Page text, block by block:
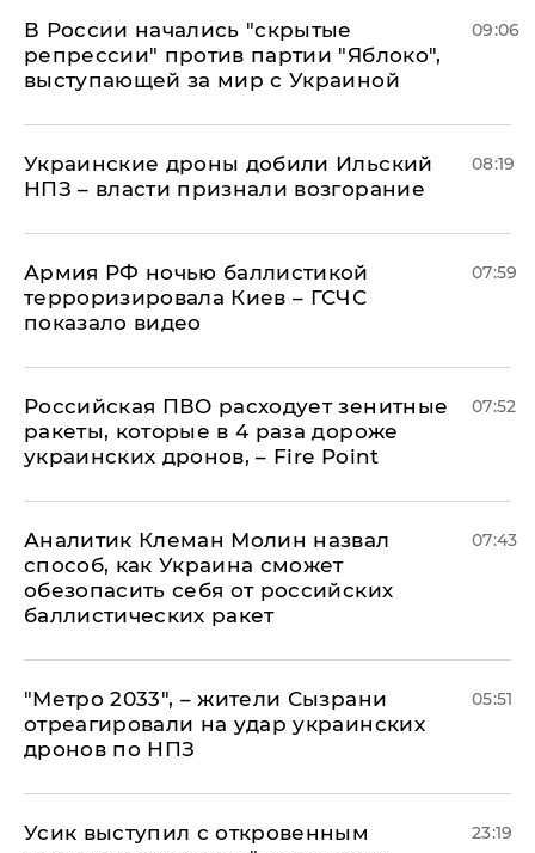
В России начались "скрытые
репрессии" против партии "Яблоко",
выступающей за мир с Украиной
09:06
Украинские дроны добили Ильский
НПЗ – власти признали возгорание
08:19
Армия РФ ночью баллистикой
терроризировала Киев – ГСЧС
показало видео
07:59
Российская ПВО расходует зенитные
ракеты, которые в 4 раза дороже
украинских дронов, – Fire Point
07:52
Аналитик Клеман Молин назвал
способ, как Украина сможет
обезопасить себя от российских
баллистических ракет
07:43
"Метро 2033", – жители Сызрани
отреагировали на удар украинских
дронов по НПЗ
05:51
Усик выступил с откровенным
23:19